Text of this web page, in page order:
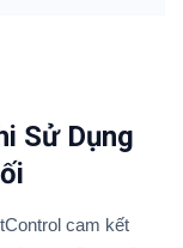
Sử Dụng
cam kết